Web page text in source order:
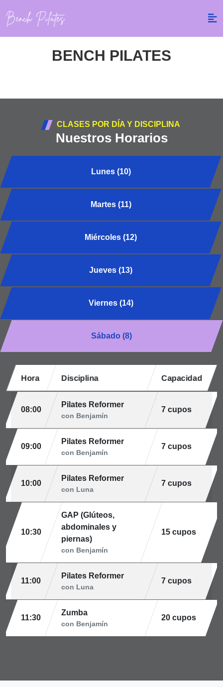
BENCH PILATES
CLASES POR DÍA Y DISCIPLINA
Nuestros Horarios
Lunes (10)
Martes (11)
Miércoles (12)
Jueves (13)
Viernes (14)
Sábado (8)
Hora Disciplina Capacidad
08:00
Pilates Reformer
con Benjamín
7 cupos
09:00
Pilates Reformer
con Benjamín
7 cupos
10:00
Pilates Reformer
con Luna
7 cupos
10:30
GAP (Glúteos,
abdominales y
piernas)
con Benjamín
15 cupos
11:00
Pilates Reformer
con Luna
7 cupos
11:30
Zumba
con Benjamín
20 cupos